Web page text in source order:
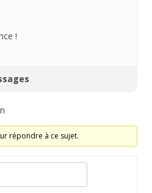
!
répondre à ce sujet.